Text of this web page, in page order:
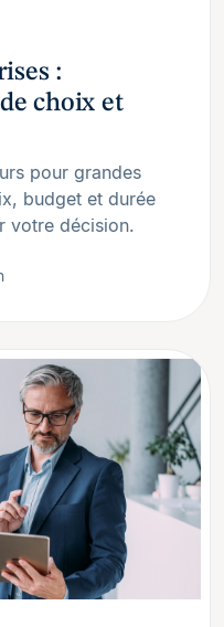
:
choix et
pour grandes
budget et durée
votre décision.